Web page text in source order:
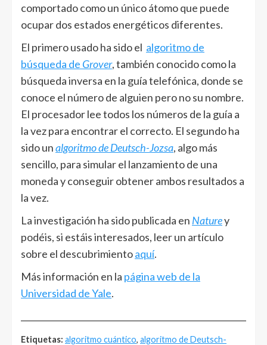
comportado como un único átomo que puede
ocupar dos estados energéticos diferentes.
El primero usado ha sido el algoritmo de
búsqueda de Grover, también conocido como la
búsqueda inversa en la guía telefónica, donde se
conoce el número de alguien pero no su nombre.
El procesador lee todos los números de la guía a
la vez para encontrar el correcto. El segundo ha
sido unalgoritmo de Deutsch-Jozsa, algo más
sencillo, para simular el lanzamiento de una
moneda y conseguir obtener ambos resultados a
la vez.
La investigación ha sido publicada en Naturey
podéis, si estáis interesados, leer un artículo
sobre el descubrimientoaquí.
Más información en la página web de la
Universidad de Yale.
Etiquetas: algoritmo cuántico, algoritmo de Deutsch-